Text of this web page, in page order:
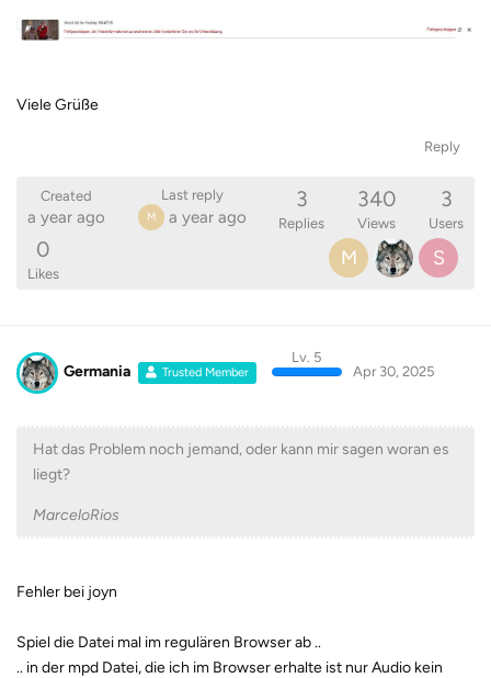
Viele Grüße
Reply
Created
a year ago
Last reply
M a year ago
3
Replies
340
Views
3
Users
0
Likes
M S
Germania Trusted Member
Lv. 5
Apr 30, 2025
Hat das Problem noch jemand, oder kann mir sagen woran es
liegt?
MarceloRios
Fehler bei joyn
Spiel die Datei mal im regulären Browser ab ..
.. in der mpd Datei, die ich im Browser erhalte ist nur Audio kein